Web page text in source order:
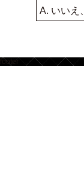
A. いいえ
footer